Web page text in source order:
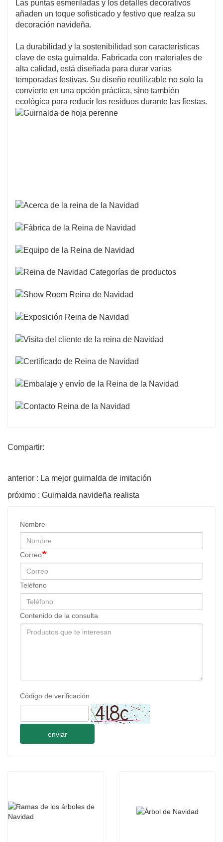
Las puntas esmeriladas y los detalles decorativos
añaden un toque sofisticado y festivo que realza su
decoración navideña.
La durabilidad y la sostenibilidad son características
clave de esta guirnalda. Fabricada con materiales de
alta calidad, está diseñada para durar varias
temporadas festivas. Su diseño reutilizable no solo la
convierte en una opción práctica, sino también
ecológica para reducir los residuos durante las fiestas.
Compartir:
anterior : La mejor guirnalda de imitación
próximo : Guirnalda navideña realista
Nombre
Correo
Teléfono
Contenido de la consulta
Código de verificación
enviar